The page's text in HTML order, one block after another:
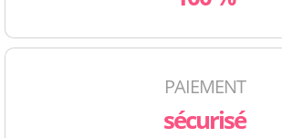
PAIEMENT
sécurisé